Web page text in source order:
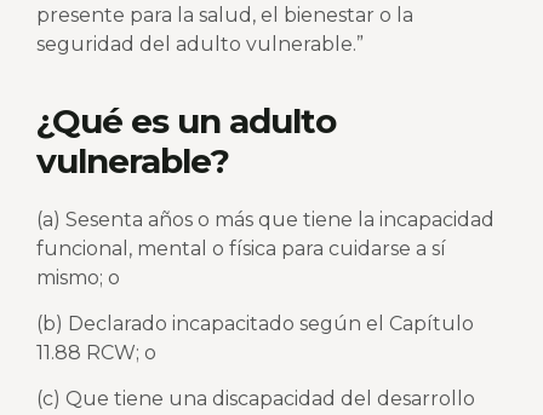
presente para la salud, el bienestar o la
seguridad del adulto vulnerable.”
¿Qué es un adulto
vulnerable?
(a) Sesenta años o más que tiene la incapacidad
funcional, mental o física para cuidarse a sí
mismo; o
(b) Declarado incapacitado según el Capítulo
11.88 RCW; o
(c) Que tiene una discapacidad del desarrollo